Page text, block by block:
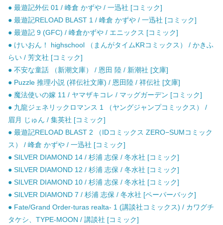
● 最遊記外伝 01 / 峰倉 かずや / 一迅社 [コミック]
● 最遊記RELOAD BLAST 1 / 峰倉 かずや / 一迅社 [コミック]
● 最遊記 9 (GFC) / 峰倉かずや / エニックス [コミック]
● けいおん！ highschool （まんがタイムKRコミックス） / かきふ
らい / 芳文社 [コミック]
● 不安な童話 （新潮文庫） / 恩田 陸 / 新潮社 [文庫]
● Puzzle 推理小説 (祥伝社文庫) / 恩田陸 / 祥伝社 [文庫]
● 魔法使いの嫁 11 / ヤマザキコレ / マッグガーデン [コミック]
● 九龍ジェネリックロマンス 1 （ヤングジャンプコミックス） /
眉月 じゅん / 集英社 [コミック]
● 最遊記RELOAD BLAST 2 （IDコミックス ZERO−SUMコミック
ス） / 峰倉 かずや / 一迅社 [コミック]
● SILVER DIAMOND 14 / 杉浦 志保 / 冬水社 [コミック]
● SILVER DIAMOND 12 / 杉浦 志保 / 冬水社 [コミック]
● SILVER DIAMOND 10 / 杉浦 志保 / 冬水社 [コミック]
● SILVER DIAMOND 7 / 杉浦 志保 / 冬水社 [ペーパーバック]
● Fate/Grand Order-turas realta- 1 (講談社コミックス) / カワグチ
タケシ、TYPE-MOON / 講談社 [コミック]